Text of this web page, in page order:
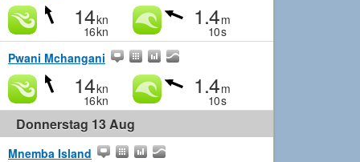
14kn
16kn
1.4m
10s
Pwani Mchangani
14kn
16kn
1.4m
10s
Donnerstag 13 Aug
Mnemba Island